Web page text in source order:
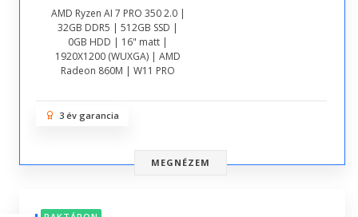
AMD Ryzen AI 7 PRO 350 2.0 |
32GB DDR5 | 512GB SSD |
0GB HDD | 16" matt |
1920X1200 (WUXGA) | AMD
Radeon 860M | W11 PRO
3 év garancia
MEGNÉZEM